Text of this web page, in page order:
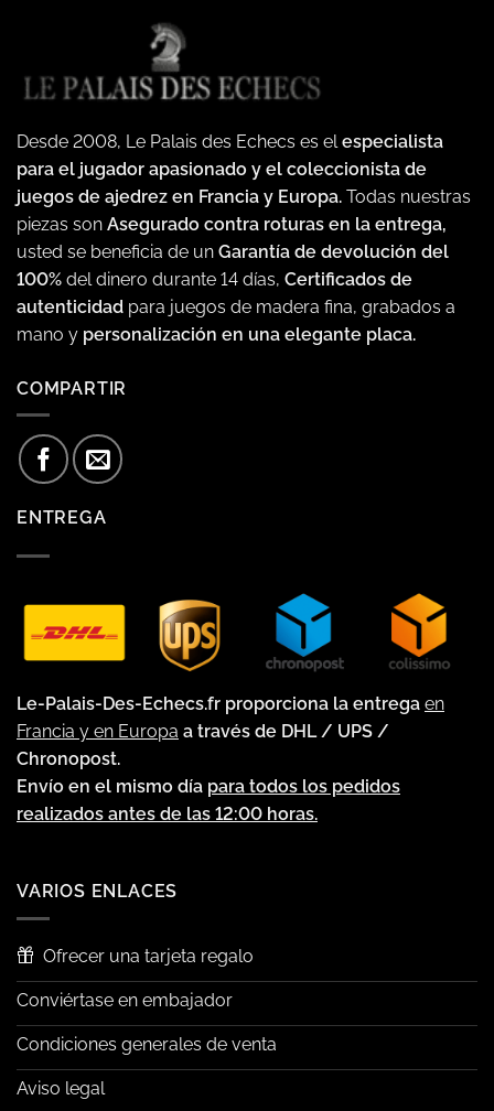
Desde 2008, Le Palais des Echecs es elespecialista
para el jugador apasionado y el coleccionista de
juegos de ajedrez en Francia y Europa. Todas nuestras
piezas son Asegurado contra roturas en la entrega,
usted se beneficia de un Garantía de devolución del
100% del dinero durante 14 días, Certificados de
autenticidad para juegos de madera fina, grabados a
mano y personalización en una elegante placa.
COMPARTIR
ENTREGA
Le-Palais-Des-Echecs.fr proporciona la entrega en
Francia y en Europa a través de DHL / UPS /
Chronopost.
Envío en el mismo día para todos los pedidos
realizados antes de las 12:00 horas.
VARIOS ENLACES
Ofrecer una tarjeta regalo
Conviértase en embajador
Condiciones generales de venta
Aviso legal